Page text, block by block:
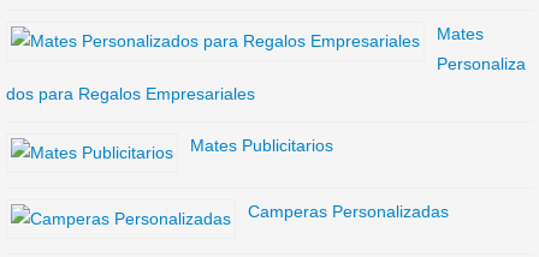
Mates
Personaliza
dos para Regalos Empresariales
Mates Publicitarios
Camperas Personalizadas